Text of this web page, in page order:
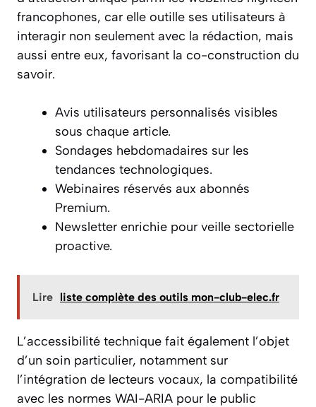
francophones, car elle outille ses utilisateurs à
interagir non seulement avec la rédaction, mais
aussi entre eux, favorisant la co-construction du
savoir.
Avis utilisateurs personnalisés visibles
sous chaque article.
Sondages hebdomadaires sur les
tendances technologiques.
Webinaires réservés aux abonnés
Premium.
Newsletter enrichie pour veille sectorielle
proactive.
Lire liste complète des outils mon-club-elec.fr
L’accessibilité technique fait également l’objet
d’un soin particulier, notamment sur
l’intégration de lecteurs vocaux, la compatibilité
avec les normes WAI-ARIA pour le public